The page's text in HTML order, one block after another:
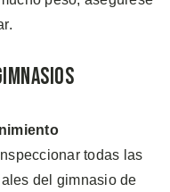
todas las
del gimnasio de